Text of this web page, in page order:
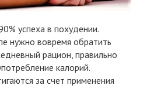
успеха в похудении.
нужно вовремя обратить
рацион, правильно
калорий.
за счет применения